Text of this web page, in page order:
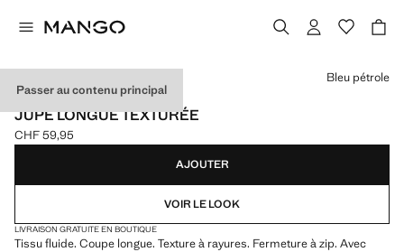
Passer au contenu principal
EVENTS
JUPE LONGUE TEXTURÉE
Prix actuel [CHF 59,95 ]
CHF 59,95
Choisissez une couleur
Bleu pétrole
AJOUTER
VOIR LE LOOK
LIVRAISON GRATUITE EN BOUTIQUE
Tissu fluide. Coupe longue. Texture à rayures. Fermeture à zip. Avec